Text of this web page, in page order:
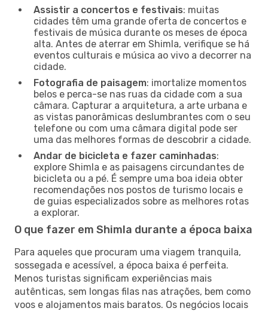
Assistir a concertos e festivais: muitas
cidades têm uma grande oferta de concertos e
festivais de música durante os meses de época
alta. Antes de aterrar em Shimla, verifique se há
eventos culturais e música ao vivo a decorrer na
cidade.
Fotografia de paisagem: imortalize momentos
belos e perca-se nas ruas da cidade com a sua
câmara. Capturar a arquitetura, a arte urbana e
as vistas panorâmicas deslumbrantes com o seu
telefone ou com uma câmara digital pode ser
uma das melhores formas de descobrir a cidade.
Andar de bicicleta e fazer caminhadas:
explore Shimla e as paisagens circundantes de
bicicleta ou a pé. É sempre uma boa ideia obter
recomendações nos postos de turismo locais e
de guias especializados sobre as melhores rotas
a explorar.
O que fazer em Shimla durante a época baixa
Para aqueles que procuram uma viagem tranquila,
sossegada e acessível, a época baixa é perfeita.
Menos turistas significam experiências mais
autênticas, sem longas filas nas atrações, bem como
voos e alojamentos mais baratos. Os negócios locais